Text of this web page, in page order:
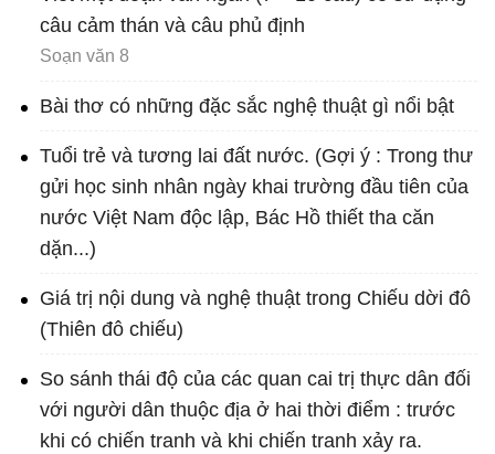
câu cảm thán và câu phủ định
Soạn văn 8
Bài thơ có những đặc sắc nghệ thuật gì nổi bật
Tuổi trẻ và tương lai đất nước. (Gợi ý : Trong thư
gửi học sinh nhân ngày khai trường đầu tiên của
nước Việt Nam độc lập, Bác Hồ thiết tha căn
dặn...)
Giá trị nội dung và nghệ thuật trong Chiếu dời đô
(Thiên đô chiếu)
So sánh thái độ của các quan cai trị thực dân đối
với người dân thuộc địa ở hai thời điểm : trước
khi có chiến tranh và khi chiến tranh xảy ra.